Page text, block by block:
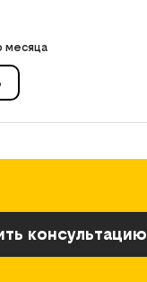
месяца
консультацию